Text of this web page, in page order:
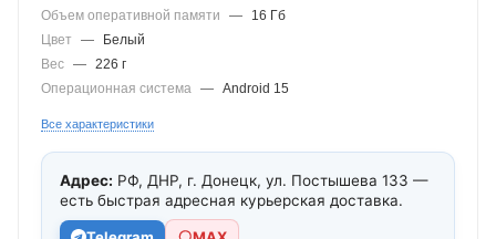
Объем оперативной памяти
—
16 Гб
Цвет
—
Белый
Вес — 226 г
Операционная система — Android 15
Все характеристики
Адрес: РФ, ДНР, г. Донецк, ул. Постышева 133 —
есть быстрая адресная курьерская доставка.